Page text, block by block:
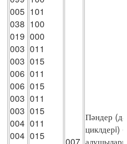
005
038
019
003
003
006
006
003
003
004
004
101
100
000
011
015
011
015
011
015
011
015
007
Пәндер
циклдерi)